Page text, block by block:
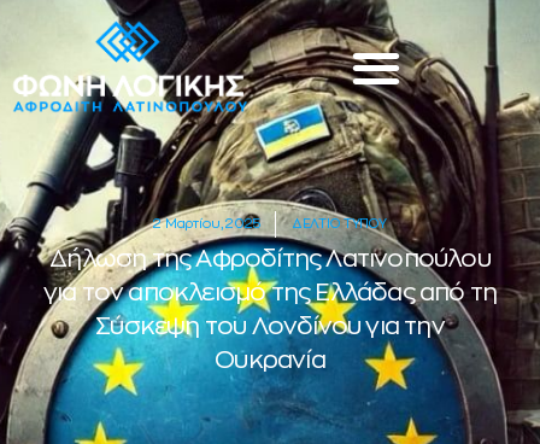
2 Μαρτίου, 2025 ΔΕΛΤΙΟ ΤΥΠΟΥ
Δήλωση της Αφροδίτης Λατινοπούλου
για τον αποκλεισμό της Ελλάδας από τη
Σύσκεψη του Λονδίνου για την
Ουκρανία